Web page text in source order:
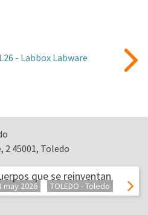
2 45001, Toledo
que se reinventan
may 2026 TOLEDO - Toledo